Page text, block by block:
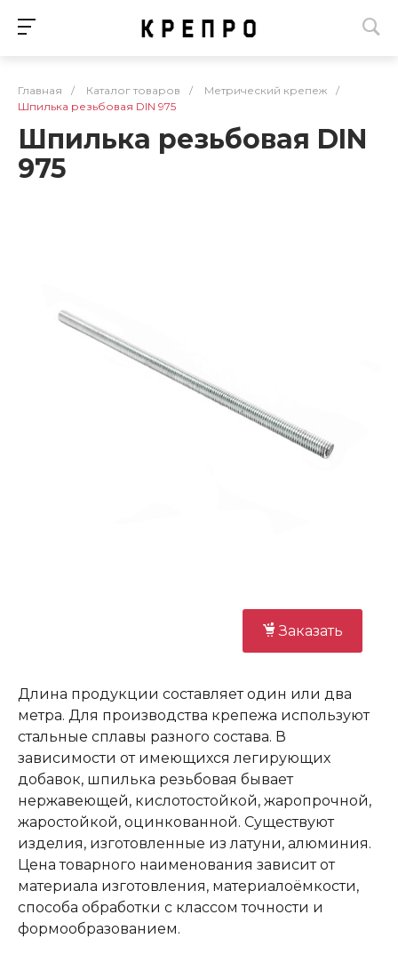
Главная / Каталог товаров / Метрический крепеж
/
Шпилька резьбовая DIN 975
Шпилька резьбовая DIN
975
Заказать
Длина продукции составляет один или два
метра. Для производства крепежа используют
стальные сплавы разного состава. В
зависимости от имеющихся легирующих
добавок, шпилька резьбовая бывает
нержавеющей, кислотостойкой, жаропрочной,
жаростойкой, оцинкованной. Существуют
изделия, изготовленные из латуни, алюминия.
Цена товарного наименования зависит от
материала изготовления, материалоёмкости,
способа обработки с классом точности и
формообразованием.